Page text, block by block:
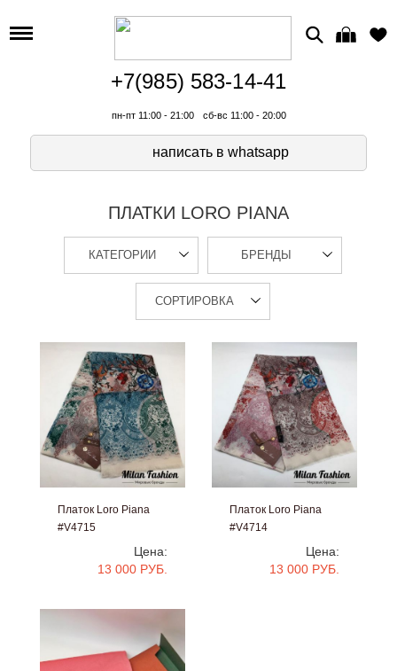
+7(985) 583-14-41
пн-пт 11:00 - 21:00 сб-вс 11:00 - 20:00
написать в whatsapp
ПЛАТКИ LORO PIANA
КАТЕГОРИИ БРЕНДЫ
СОРТИРОВКА
Платок Loro Piana
#V4715
Цена:
13 000 РУБ.
Платок Loro Piana
#V4714
Цена:
13 000 РУБ.